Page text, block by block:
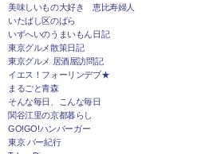
美味しいもの大好き 恵比寿婦人
いたばし区のばら
いずへいのうまいもん日記
東京グルメ散策日記
東京グルメ 居酒屋訪問記
イエス！フォーリンデブ★
まるごと青森
そんな毎日、こんな毎日
関谷江里の京都暮らし
GO!GO!ハンバーガー
東京 バー紀行